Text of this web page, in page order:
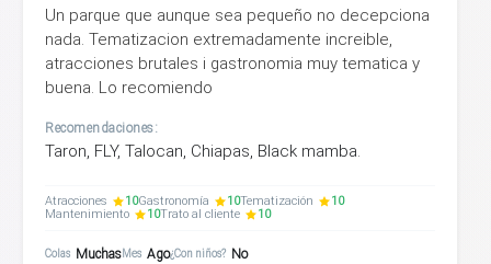
Un parque que aunque sea pequeño no decepciona
nada. Tematizacion extremadamente increible,
atracciones brutales i gastronomia muy tematica y
buena. Lo recomiendo
Recomendaciones:
Taron, FLY, Talocan, Chiapas, Black mamba.
Atracciones 10Gastronomía 10Tematización
10
Mantenimiento
10Trato al cliente 10
Colas MuchasMes Ago¿Con niños? No